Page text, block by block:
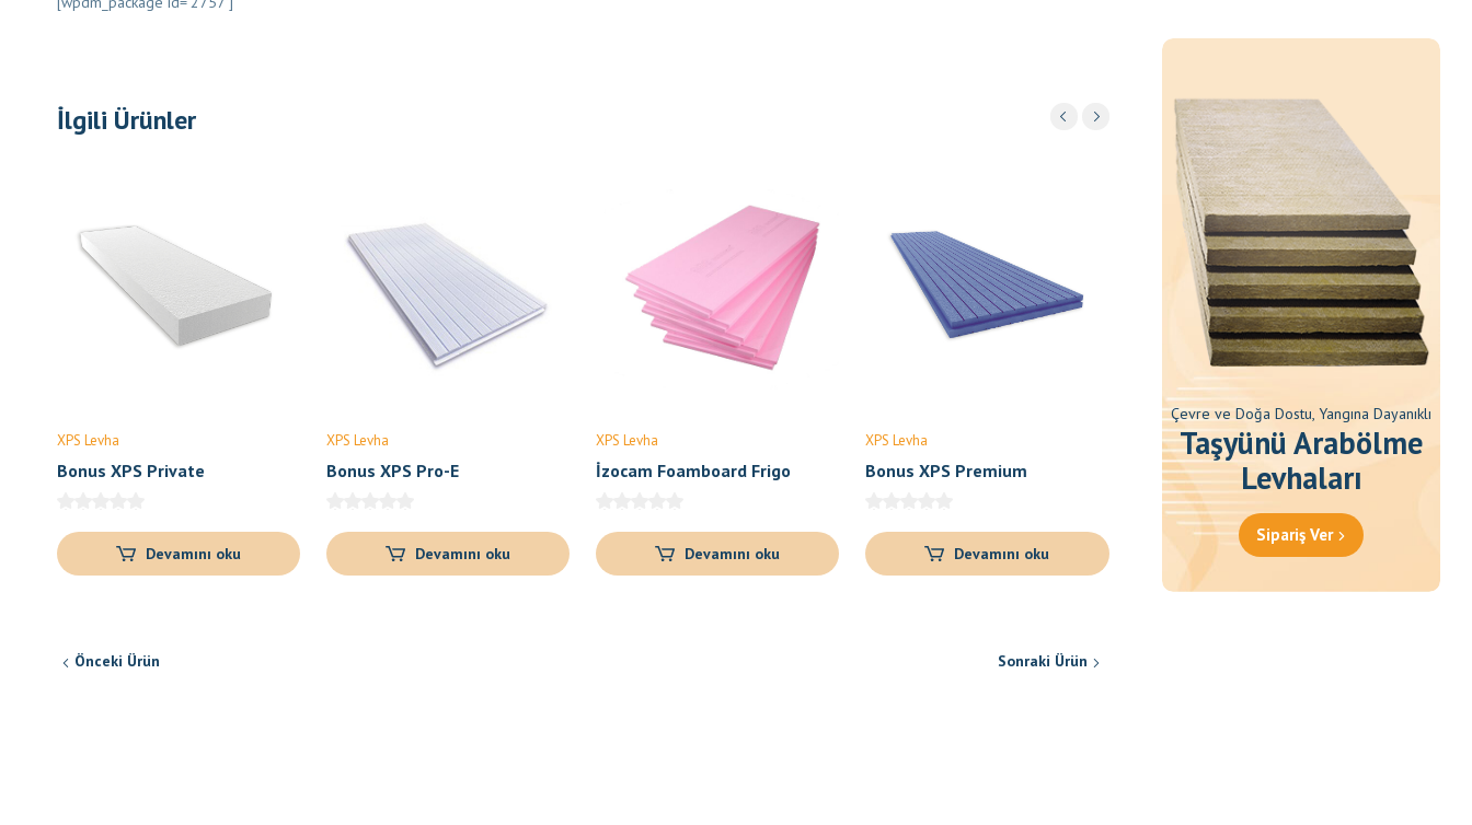
İlgili Ürünler
XPS Levha
Bonus XPS Private
Devamını oku
XPS Levha
Bonus XPS Pro-E
Devamını oku
XPS Levha
İzocam Foamboard Frigo
Devamını oku
XPS Levha
Bonus XPS Premium
Devamını oku
XPS Levha
Bonus XPS Plus
Devamını oku
Önceki Ürün Sonraki Ürün
Çevre ve Doğa Dostu, Yangına Dayanıklı
Taşyünü Arabölme
Levhaları
Sipariş Ver